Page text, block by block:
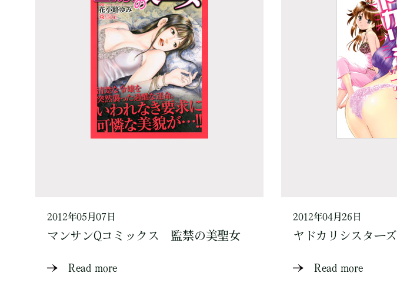
2012年05月07日
マンサンQコミックス 監禁の美聖女
Read more
2012年04月26日
ヤドカリシスターズ
Read more